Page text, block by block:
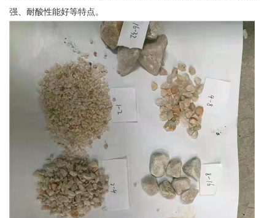
强、耐酸性能好等特点。